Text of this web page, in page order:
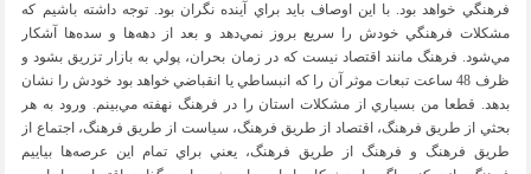
فرهنگي خواهد بود. با اين اوصاف بايد براي آينده نگران بود. توجه داشته باشيم كه
مشكلات فرهنگي خودش را سريع بروز نمي‌دهد و بعد از دهه‌ها و سده‌ها آشكار
مي‌شود. فرهنگ مانند اقتصاد نيست كه در زمان بحران، پولي به بازار تزريق بشود و
ظرف 48 ساعت تبعات موثر آن را كه انبساطي يا انقباضي خواهد بود خودش را نشان
بدهد. قطعا من بسياري از مشكلات استان را در فرهنگ نهفته مي‌بينم. ورود به هر
بحثي از طريق فرهنگ، اقتصاد از طريق فرهنگ، سياست از طريق فرهنگ، اجتماع از
طريق فرهنگ و فرهنگ از طريق فرهنگ، يعني براي تمام اين عرصه‌ها بياييم